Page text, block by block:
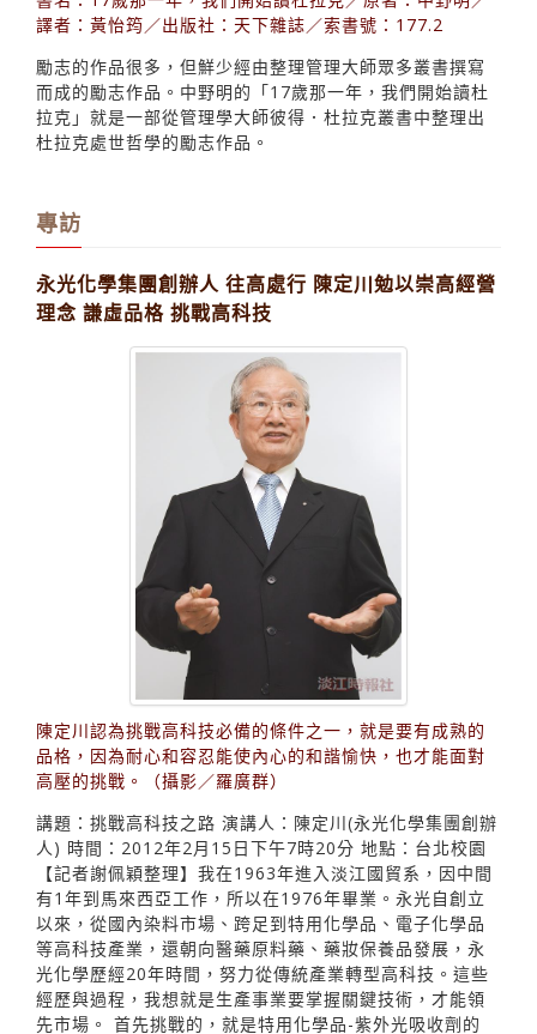
譯者：黃怡筠／出版社：天下雜誌／索書號：177.2
勵志的作品很多，但鮮少經由整理管理大師眾多叢書撰寫
而成的勵志作品。中野明的「17歲那一年，我們開始讀杜
拉克」就是一部從管理學大師彼得．杜拉克叢書中整理出
杜拉克處世哲學的勵志作品。
專訪
永光化學集團創辦人 往高處行 陳定川勉以崇高經營
理念 謙虛品格 挑戰高科技
陳定川認為挑戰高科技必備的條件之一，就是要有成熟的
品格，因為耐心和容忍能使內心的和諧愉快，也才能面對
高壓的挑戰。（攝影／羅廣群）
講題：挑戰高科技之路 演講人：陳定川(永光化學集團創辦
人) 時間：2012年2月15日下午7時20分 地點：台北校園
【記者謝佩穎整理】我在1963年進入淡江國貿系，因中間
有1年到馬來西亞工作，所以在1976年畢業。永光自創立
以來，從國內染料市場、跨足到特用化學品、電子化學品
等高科技產業，還朝向醫藥原料藥、藥妝保養品發展，永
光化學歷經20年時間，努力從傳統產業轉型高科技。這些
經歷與過程，我想就是生產事業要掌握關鍵技術，才能領
先市場。 首先挑戰的，就是特用化學品-紫外光吸收劑的